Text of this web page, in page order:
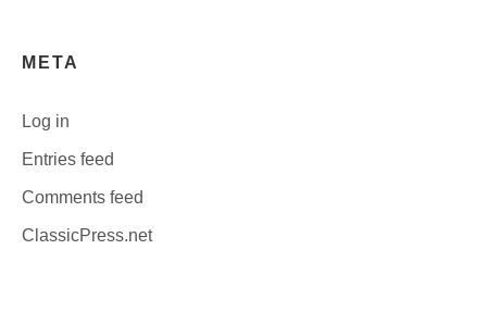
META
Log in
Entries feed
Comments feed
ClassicPress.net